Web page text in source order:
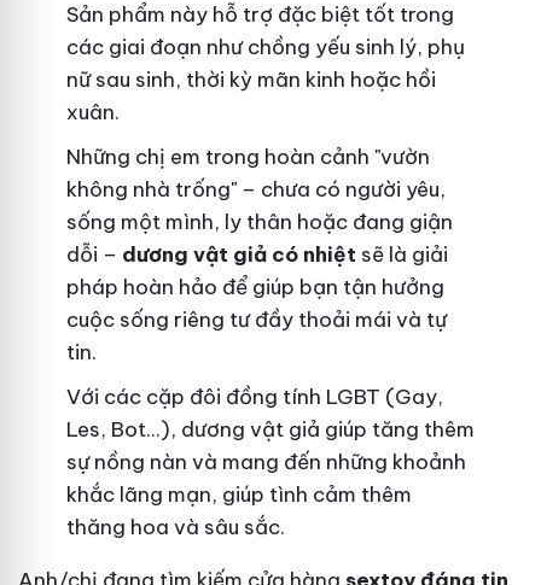
Sản phẩm này hỗ trợ đặc biệt tốt trong
các giai đoạn như chồng yếu sinh lý, phụ
nữ sau sinh, thời kỳ mãn kinh hoặc hồi
xuân.
Những chị em trong hoàn cảnh "vườn
không nhà trống" – chưa có người yêu,
sống một mình, ly thân hoặc đang giận
dỗi – dương vật giả có nhiệt sẽ là giải
pháp hoàn hảo để giúp bạn tận hưởng
cuộc sống riêng tư đầy thoải mái và tự
tin.
Với các cặp đôi đồng tính LGBT (Gay,
Les, Bot...), dương vật giả giúp tăng thêm
sự nồng nàn và mang đến những khoảnh
khắc lãng mạn, giúp tình cảm thêm
thăng hoa và sâu sắc.